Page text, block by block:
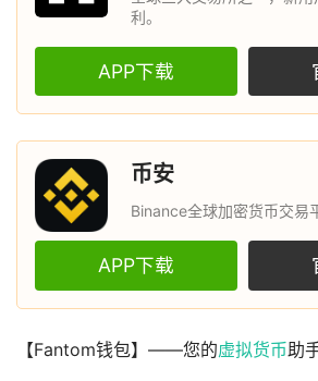
利。
APP下载
币安
Binance全球加密货币交易
APP下载
【Fantom钱包】——您的虚拟货币助